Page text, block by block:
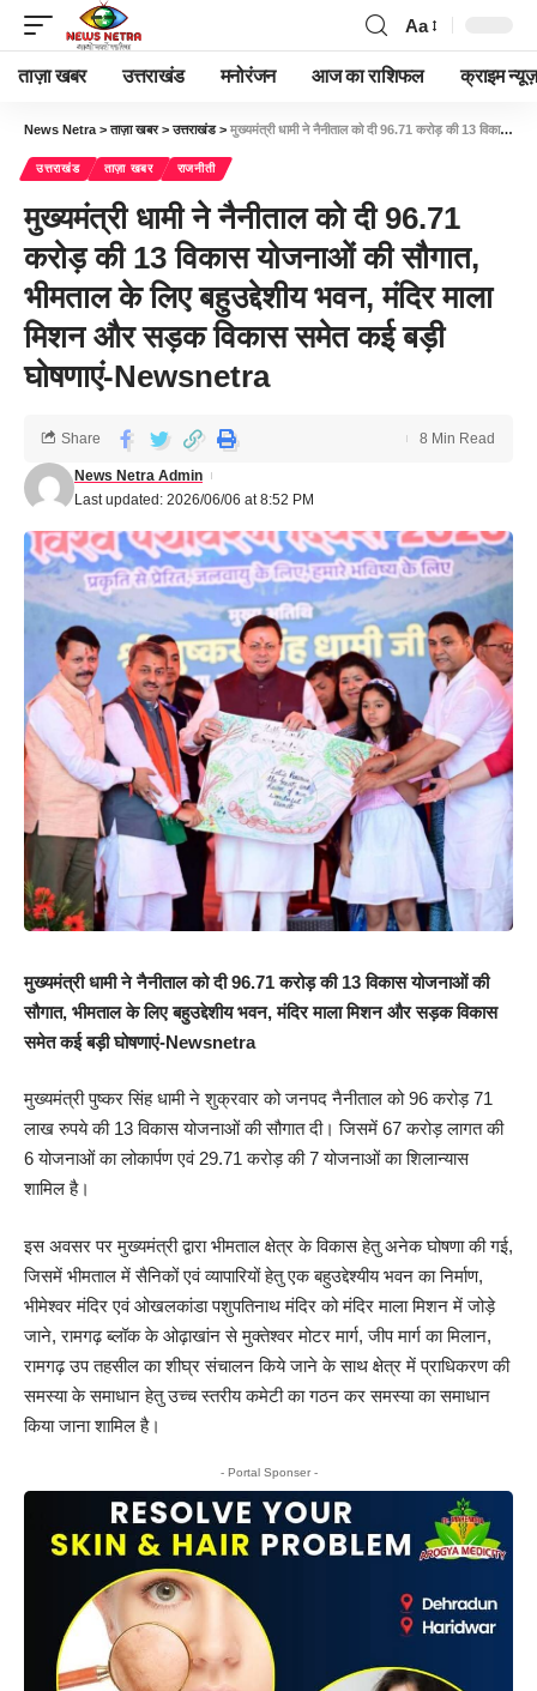
Aa
ताज़ा खबर उत्तराखंड मनोरंजन आज का राशिफल क्राइम न्यूज़
News Netra >ताज़ा खबर>उत्तराखंड> मुख्यमंत्री धामी ने नैनीताल को दी 96.71 करोड़ की 13 विकास योजनाओं की सौगात, भीमताल के लिए बहुउद्देशीय भवन, मंदिर माला मिशन और सड़क विकास समेत कई बड़ी घोषणाएं-Newsnetra
उत्तराखंड ताज़ा खबर राजनीती
मुख्यमंत्री धामी ने नैनीताल को दी 96.71
करोड़ की 13 विकास योजनाओं की सौगात,
भीमताल के लिए बहुउद्देशीय भवन, मंदिर माला
मिशन और सड़क विकास समेत कई बड़ी
घोषणाएं-Newsnetra
Last updated: 2026/06/06 at 8:52 PM
News Netra Admin
Share 8 Min Read
मुख्यमंत्री धामी ने नैनीताल को दी 96.71 करोड़ की 13 विकास योजनाओं की
सौगात, भीमताल के लिए बहुउद्देशीय भवन, मंदिर माला मिशन और सड़क विकास
समेत कई बड़ी घोषणाएं-Newsnetra
मुख्यमंत्री पुष्कर सिंह धामी ने शुक्रवार को जनपद नैनीताल को 96 करोड़ 71
लाख रुपये की 13 विकास योजनाओं की सौगात दी। जिसमें 67 करोड़ लागत की
6 योजनाओं का लोकार्पण एवं 29.71 करोड़ की 7 योजनाओं का शिलान्यास
शामिल है।
इस अवसर पर मुख्यमंत्री द्वारा भीमताल क्षेत्र के विकास हेतु अनेक घोषणा की गई,
जिसमें भीमताल में सैनिकों एवं व्यापारियों हेतु एक बहुउद्देश्यीय भवन का निर्माण,
भीमेश्वर मंदिर एवं ओखलकांडा पशुपतिनाथ मंदिर को मंदिर माला मिशन में जोड़े
जाने, रामगढ़ ब्लॉक के ओढ़ाखांन से मुक्तेश्वर मोटर मार्ग, जीप मार्ग का मिलान,
रामगढ़ उप तहसील का शीघ्र संचालन किये जाने के साथ क्षेत्र में प्राधिकरण की
समस्या के समाधान हेतु उच्च स्तरीय कमेटी का गठन कर समस्या का समाधान
किया जाना शामिल है।
- Portal Sponser -